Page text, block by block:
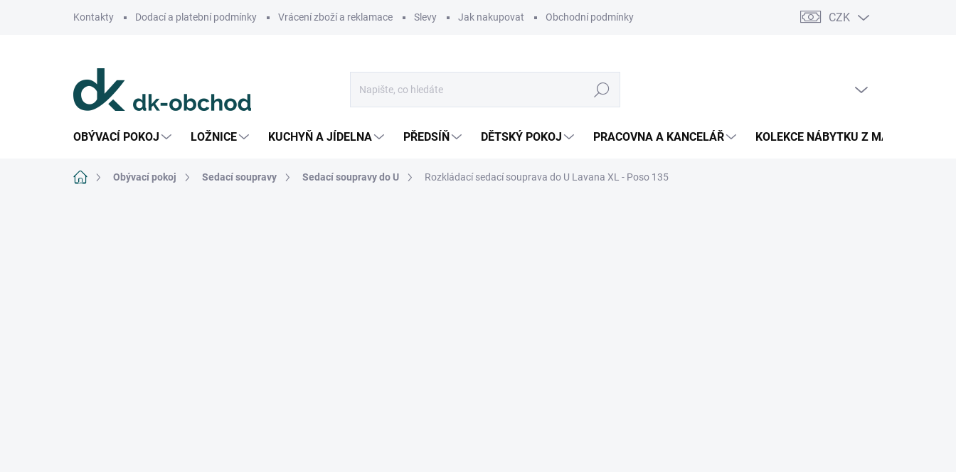
Kontakty Dodací a platební podmínky Vrácení zboží a reklamace Slevy Jak nakupovat Obchodní podmínky Podmínky ochrany osobních údajů Pojištění zásilky
CZK
Hledat
OBÝVACÍ POKOJ LOŽNICE KUCHYŇ A JÍDELNA PŘEDSÍŇ DĚTSKÝ POKOJ PRACOVNA A KANCELÁŘ KOLEKCE NÁBYTKU Z MASIVU
Domů Obývací pokoj Sedací soupravy Sedací soupravy do U Rozkládací sedací souprava do U Lavana XL - Poso 135